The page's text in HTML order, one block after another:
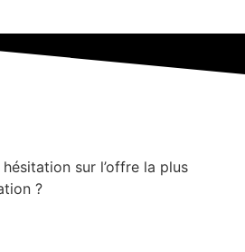
sur l’offre la plus
?